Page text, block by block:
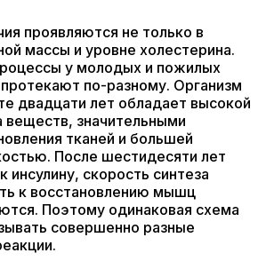
проявляются не только в
массы и уровне холестерина.
у молодых и пожилых
по-разному. Организм
двадцати лет обладает высокой
значительными
тканей и большей
После шестидесяти лет
инсулину, скорость синтеза
к восстановлению мышц
Поэтому одинаковая схема
совершенно разные